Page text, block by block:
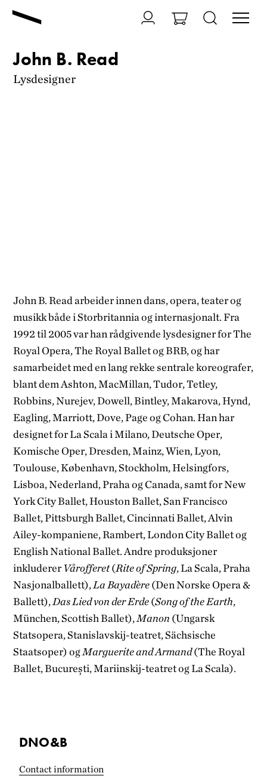
John B. Read
Lysdesigner
John B. Read arbeider innen dans, opera, teater og
musikk både i Storbritannia og internasjonalt. Fra
1992 til 2005 var han rådgivende lysdesigner for The
Royal Opera, The Royal Ballet og BRB, og har
samarbeidet med en lang rekke sentrale koreografer,
blant dem Ashton, MacMillan, Tudor, Tetley,
Robbins, Nurejev, Dowell, Bintley, Makarova, Hynd,
Eagling, Marriott, Dove, Page og Cohan. Han har
designet for La Scala i Milano, Deutsche Oper,
Komische Oper, Dresden, Mainz, Wien, Lyon,
Toulouse, København, Stockholm, Helsingfors,
Lisboa, Nederland, Praha og Canada, samt for New
York City Ballet, Houston Ballet, San Francisco
Ballet, Pittsburgh Ballet, Cincinnati Ballet, Alvin
Ailey-kompaniene, Rambert, London City Ballet og
English National Ballet. Andre produksjoner
inkludererVårofferet(Rite of Spring, La Scala, Praha
Nasjonalballett), La Bayadère(Den Norske Opera &
Ballett), Das Lied von der Erde(Song of the Earth,
München, Scottish Ballet), Manon (Ungarsk
Statsopera, Stanislavskij-teatret, Sächsische
Staatsoper) ogMarguerite and Armand(The Royal
Ballet, București, Mariinskij-teatret og La Scala).
DNO&B
Contact information